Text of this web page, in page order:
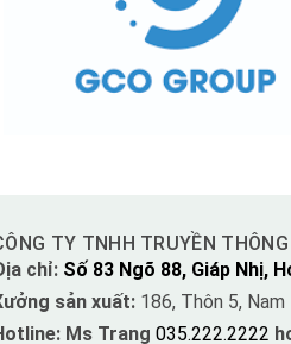
TY TNHH TRUYỀN
chỉ: Số 83 Ngõ 88, Giáp Nhị,
sản xuất: 186, Thôn 5, Nam
Ms Trang 035.222.2222